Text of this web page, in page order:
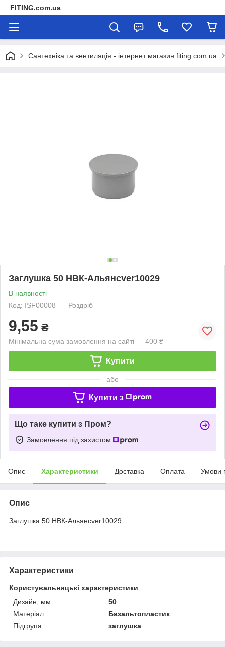
FITING.com.ua
Сантехніка та вентиляція - інтернет магазин fiting.com.ua
Заглушка 50 НВК-Альянсver10029
В наявності
Код: ISF00008
Роздріб
9,55 ₴
Мінімальна сума замовлення на сайті — 400 ₴
Купити
або
Купити з
Що таке купити з Пром?
Замовлення під захистом
Опис Характеристики Доставка Оплата Умови
Опис
Заглушка 50 НВК-Альянсver10029
Характеристики
Користувальницькі характеристики
Дизайн, мм
50
Матеріал
Базальтопластик
Підгрупа
заглушка